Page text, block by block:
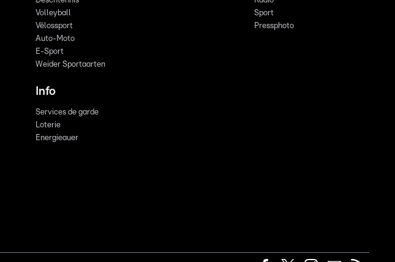
Volleyball
Vëlossport
Auto-Moto
E-Sport
Weider Sportaarten
Sport
Pressphoto
Info
Services de garde
Loterie
Energieauer